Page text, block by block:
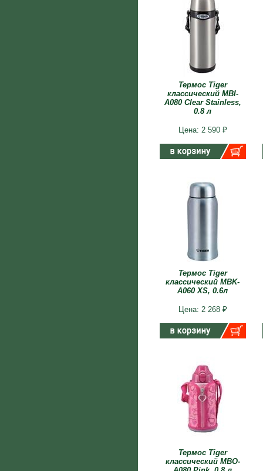
Термос Tiger
классический MBI-
A080 Clear Stainless,
0.8 л
Цена: 2 590 ₽
Термос Tiger
классический MBK-
A060 XS, 0.6л
Цена: 2 268 ₽
Термос Tiger
классический MBO-